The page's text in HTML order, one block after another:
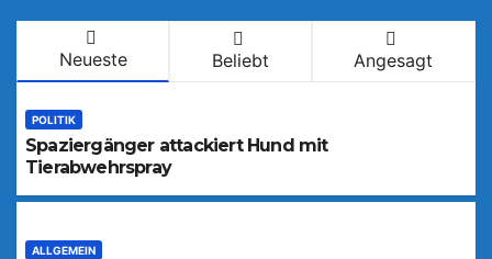
Neueste Beliebt Angesagt
POLITIK
Spaziergänger attackiert Hund mit
Tierabwehrspray
ALLGEMEIN